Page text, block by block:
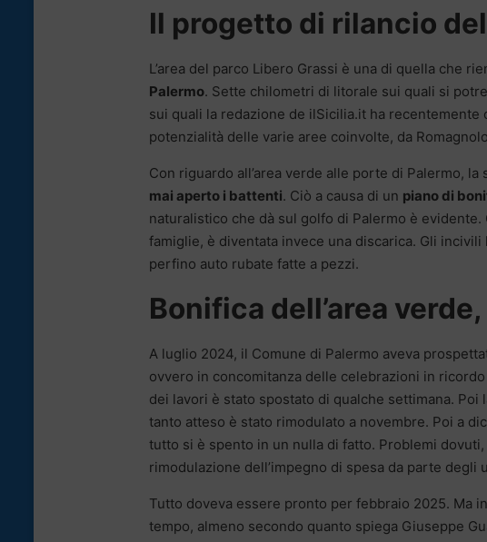
Il progetto di rilancio
L’area del parco Libero Grassi è una di quella che
Palermo. Sette chilometri di litorale sui quali si
sui quali la redazione de ilSicilia.it ha recentemente
potenzialità delle varie aree coinvolte, da
Con riguardo all’area verde alle porte di Palermo, la
mai aperto i battenti. Ciò a causa di un piano di
naturalistico che dà sul golfo di Palermo è
famiglie, è diventata invece una discarica. Gli
perfino auto rubate fatte a pezzi.
Bonifica dell’area
A luglio 2024, il Comune di Palermo aveva
ovvero in concomitanza delle celebrazioni in
dei lavori è stato spostato di qualche settimana.
tanto atteso è stato rimodulato a novembre. Poi a
tutto si è spento in un nulla di fatto. Problemi
rimodulazione dell’impegno di spesa da parte degli
Tutto doveva essere pronto per febbraio 2025. Ma
tempo, almeno secondo quanto spiega Giuseppe